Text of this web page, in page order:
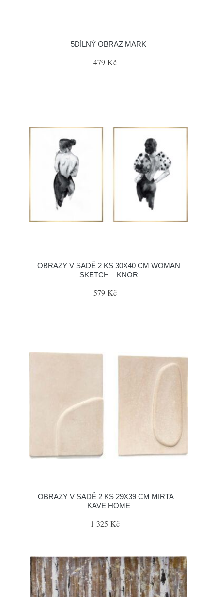
5DÍLNÝ OBRAZ MARK
479 Kč
OBRAZY V SADĚ 2 KS 30X40 CM WOMAN
SKETCH – KNOR
579 Kč
OBRAZY V SADĚ 2 KS 29X39 CM MIRTA –
KAVE HOME
1 325 Kč